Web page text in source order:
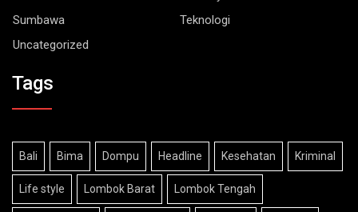
Uncategorized
Tags
Life style Lombok Barat Lombok Tengah
Lombok Timur Lombok Utara Mataram